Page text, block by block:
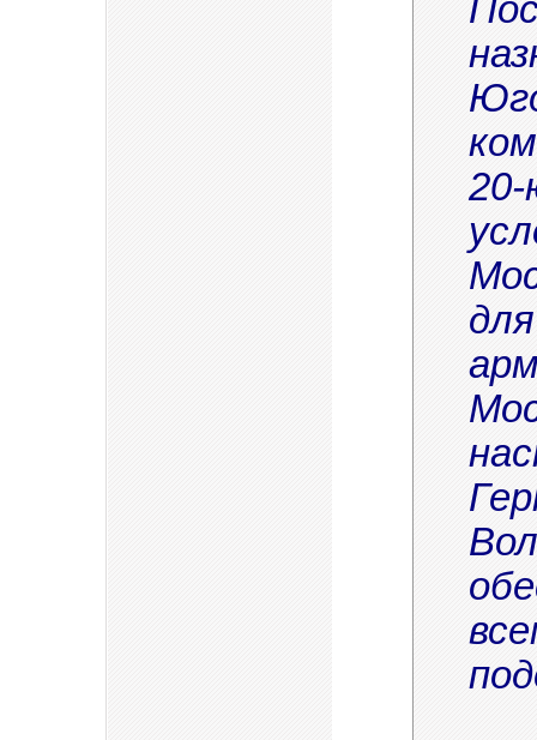
20-